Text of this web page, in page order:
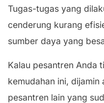
Tugas-tugas yang
cenderung kurang
sumber daya yang
Kalau pesantren Anda
kemudahan ini,
pesantren lain yang